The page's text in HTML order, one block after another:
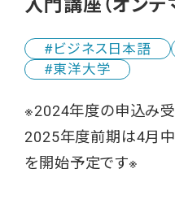
入門講座（オンデ
ビジネス日本語
東洋大学
※2024年度の申込み受
2025年度前期は4月
を開始予定です※